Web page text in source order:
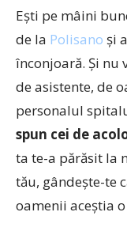
Eşti pe mâini
de la Polisano şi
înconjoară. Şi nu
de asistente, de
personalul
spun cei de
ta te-a părăsit la
tău, gândeşte-te
oamenii aceştia